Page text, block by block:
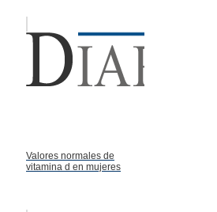
Valores normales de
vitamina d en mujeres